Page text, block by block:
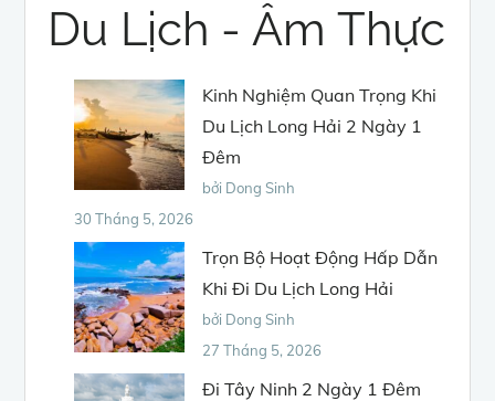
Du Lịch - Âm Thực
Kinh Nghiệm Quan Trọng Khi
Du Lịch Long Hải 2 Ngày 1
Đêm
bởi Dong Sinh
30 Tháng 5, 2026
Trọn Bộ Hoạt Động Hấp Dẫn
Khi Đi Du Lịch Long Hải
bởi Dong Sinh
27 Tháng 5, 2026
Đi Tây Ninh 2 Ngày 1 Đêm